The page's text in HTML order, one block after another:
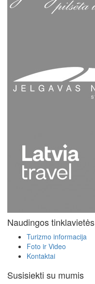
Naudingos tinklavietės
Turizmo informacija
Foto ir Video
Kontaktai
Susisiekti su mumis